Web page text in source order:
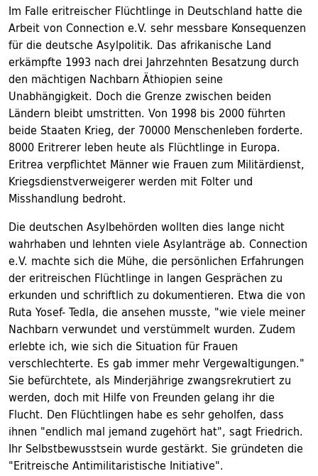
Im Falle eritreischer Flüchtlinge in Deutschland hatte die
Arbeit von Connection e.V. sehr messbare Konsequenzen
für die deutsche Asylpolitik. Das afrikanische Land
erkämpfte 1993 nach drei Jahrzehnten Besatzung durch
den mächtigen Nachbarn Äthiopien seine
Unabhängigkeit. Doch die Grenze zwischen beiden
Ländern bleibt umstritten. Von 1998 bis 2000 führten
beide Staaten Krieg, der 70000 Menschenleben forderte.
8000 Eritrerer leben heute als Flüchtlinge in Europa.
Eritrea verpflichtet Männer wie Frauen zum Militärdienst,
Kriegsdienstverweigerer werden mit Folter und
Misshandlung bedroht.
Die deutschen Asylbehörden wollten dies lange nicht
wahrhaben und lehnten viele Asylanträge ab. Connection
e.V. machte sich die Mühe, die persönlichen Erfahrungen
der eritreischen Flüchtlinge in langen Gesprächen zu
erkunden und schriftlich zu dokumentieren. Etwa die von
Ruta Yosef- Tedla, die ansehen musste, "wie viele meiner
Nachbarn verwundet und verstümmelt wurden. Zudem
erlebte ich, wie sich die Situation für Frauen
verschlechterte. Es gab immer mehr Vergewaltigungen."
Sie befürchtete, als Minderjährige zwangsrekrutiert zu
werden, doch mit Hilfe von Freunden gelang ihr die
Flucht. Den Flüchtlingen habe es sehr geholfen, dass
ihnen "endlich mal jemand zugehört hat", sagt Friedrich.
Ihr Selbstbewusstsein wurde gestärkt. Sie gründeten die
"Eritreische Antimilitaristische Initiative".